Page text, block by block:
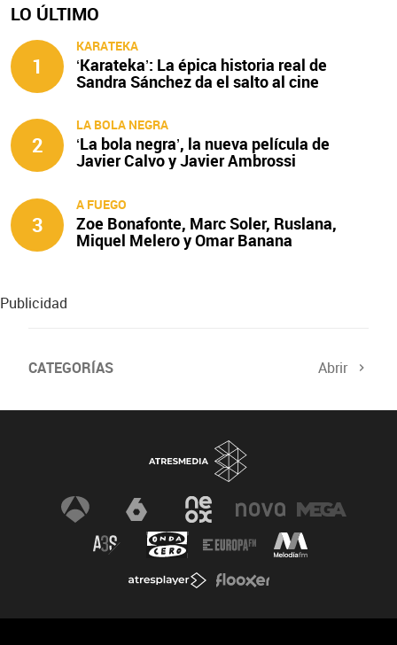
LO ÚLTIMO
1
KARATEKA
‘Karateka’: La épica historia real de
Sandra Sánchez da el salto al cine
2
LA BOLA NEGRA
‘La bola negra’, la nueva película de
Javier Calvo y Javier Ambrossi
3
A FUEGO
Zoe Bonafonte, Marc Soler, Ruslana,
Miquel Melero y Omar Banana
protagonizan ‘A fuego’
Publicidad
CATEGORÍAS Abrir